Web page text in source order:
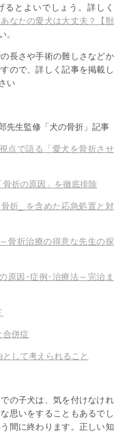
るとよいでしょう。詳しく
なたの愛犬は大丈夫？【獣
。
長さや手術の難しさなどか
ので、詳しく記事を掲載し
い
先生監修「犬の骨折」記事
点で語る「愛犬を骨折させ
折の原因」を徹底排除
折_ を含めた応急処置と対
骨折治療の得意な先生の探
原因･症例･治療法～完治ま
合併症
して考えられること
の子犬は、気を付けなけれ
思いをすることもあるでし
間に終わります。正しい知